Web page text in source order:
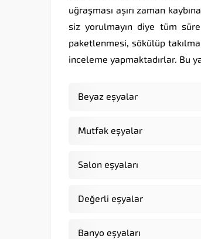
uğraşması aşırı zaman
siz yorulmayın diye tüm
paketlenmesi, sökülüp
inceleme yapmaktadırlar. Bu
Beyaz eşyalar
Mutfak eşyalar
Salon eşyaları
Değerli eşyalar
Banyo eşyaları